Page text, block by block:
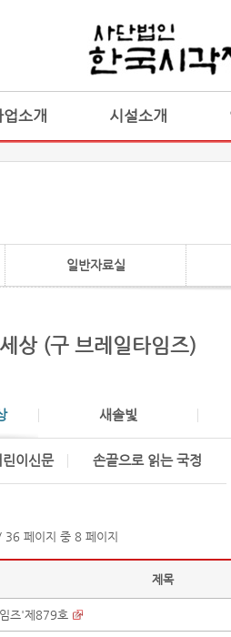
업소개 시설소개
일반자료실
상 (구 브레일타임즈)
새솔빛
이신문 손끝으로 읽는 국정
36 페이지 중 8 페이지
제목
즈'제879호